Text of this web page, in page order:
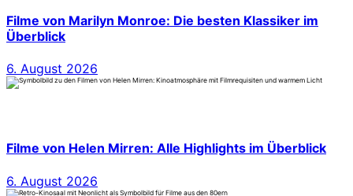
Filme von Marilyn Monroe: Die besten Klassiker im
Überblick
6. August 2026
Filme von Helen Mirren: Alle Highlights im Überblick
6. August 2026